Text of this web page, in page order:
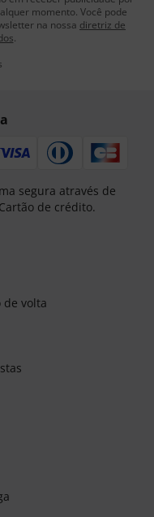
momento. Você pode
na nossa diretriz de
.
segura através de
de crédito.
volta